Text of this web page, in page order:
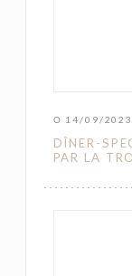
Ο 14/09/
DÎNER-
PAR LA